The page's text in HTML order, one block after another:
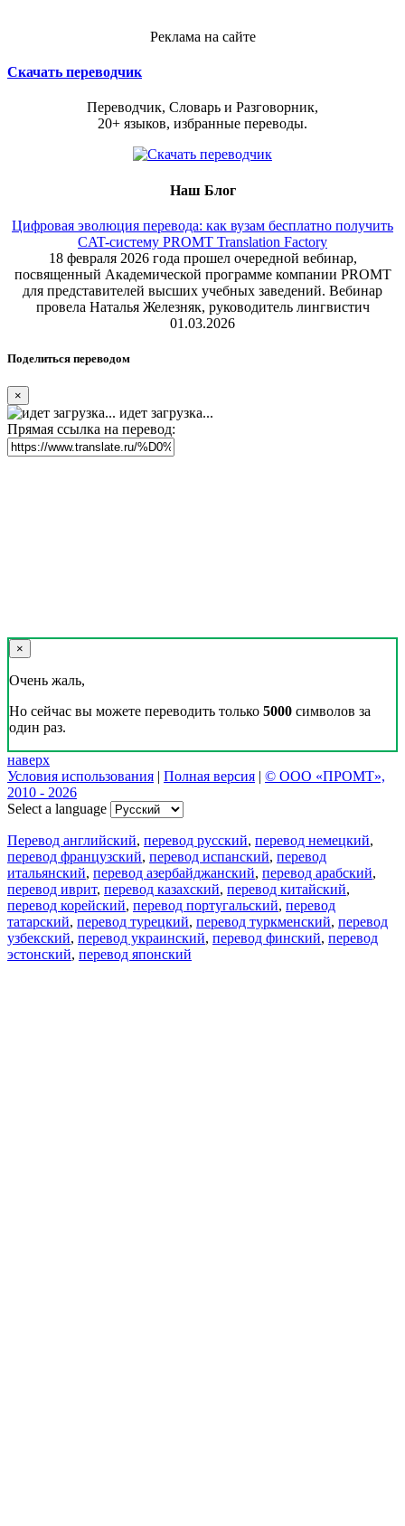
Реклама на сайте
Скачать переводчик
Переводчик, Словарь и Разговорник,
20+ языков, избранные переводы.
Наш Блог
Цифровая эволюция перевода: как вузам бесплатно получить
CAT-систему PROMT Translation Factory
18 февраля 2026 года прошел очередной вебинар,
посвященный Академической программе компании PROMT
для представителей высших учебных заведений. Вебинар
провела Наталья Железняк, руководитель лингвистич
01.03.2026
Поделиться переводом
×
идет загрузка...
Прямая ссылка на перевод:
×
Очень жаль,
Но сейчас вы можете переводить только 5000 символов за
один раз.
наверх
Условия использования | Полная версия | © ООО «ПРОМТ»,
2010 - 2026
Select a language
Перевод английский, перевод русский, перевод немецкий,
перевод французский, перевод испанский, перевод
итальянский, перевод азербайджанский, перевод арабский,
перевод иврит, перевод казахский, перевод китайский,
перевод корейский, перевод португальский, перевод
татарский, перевод турецкий, перевод туркменский, перевод
узбекский, перевод украинский, перевод финский, перевод
эстонский, перевод японский